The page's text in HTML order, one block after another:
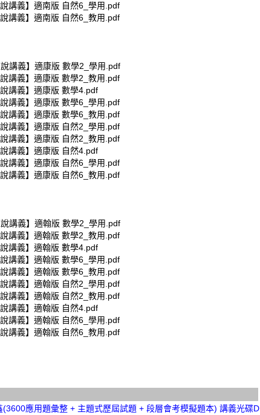
講義】適南版 自然6_學用.pdf
講義】適南版 自然6_教用.pdf
講義】適康版 數學2_學用.pdf
講義】適康版 數學2_教用.pdf
講義】適康版 數學4.pdf
講義】適康版 數學6_學用.pdf
講義】適康版 數學6_教用.pdf
講義】適康版 自然2_學用.pdf
講義】適康版 自然2_教用.pdf
講義】適康版 自然4.pdf
講義】適康版 自然6_學用.pdf
講義】適康版 自然6_教用.pdf
講義】適翰版 數學2_學用.pdf
講義】適翰版 數學2_教用.pdf
講義】適翰版 數學4.pdf
講義】適翰版 數學6_學用.pdf
講義】適翰版 數學6_教用.pdf
講義】適翰版 自然2_學用.pdf
講義】適翰版 自然2_教用.pdf
講義】適翰版 自然4.pdf
講義】適翰版 自然6_學用.pdf
講義】適翰版 自然6_教用.pdf
應用題彙整 + 主題式歷屆試題 + 段層會考模擬題本) 講義光碟D